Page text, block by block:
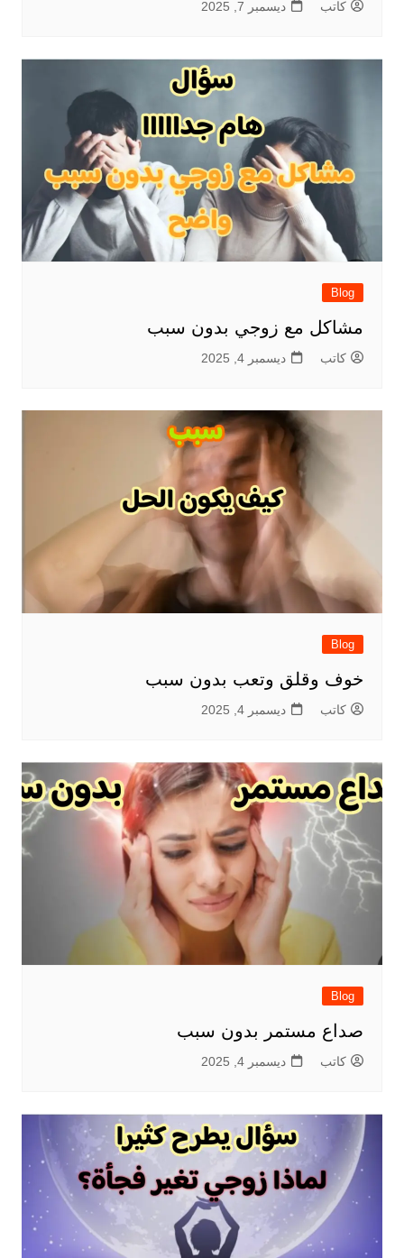
كاتب ديسمبر 7, 2025
Blog
مشاكل مع زوجي بدون سبب
كاتب ديسمبر 4, 2025
Blog
خوف وقلق وتعب بدون سبب
كاتب ديسمبر 4, 2025
Blog
صداع مستمر بدون سبب
كاتب ديسمبر 4, 2025